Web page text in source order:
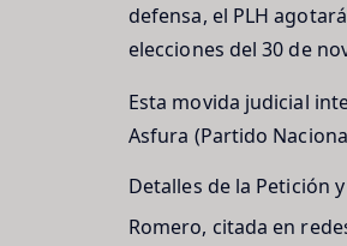
defensa, el PLH
elecciones del 30 de
Esta movida judicial
Asfura (Partido
Detalles de la Petición
Romero, citada en